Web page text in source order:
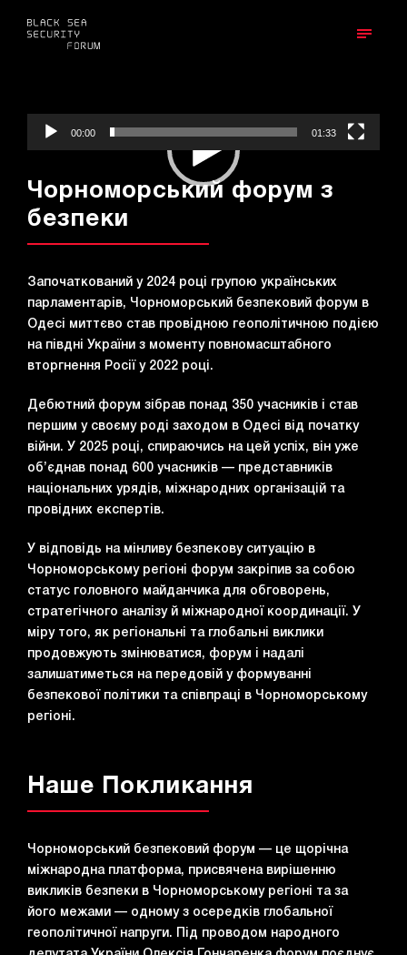
і
е
о
р
о
г
р
а
а
ч
00:00 01:33
Чорноморський форум з
безпеки
Започаткований у 2024 році групою українських
парламентарів, Чорноморський безпековий форум в
Одесі миттєво став провідною геополітичною подією
на півдні України з моменту повномасштабного
вторгнення Росії у 2022 році.
Дебютний форум зібрав понад 350 учасників і став
першим у своєму роді заходом в Одесі від початку
війни. У 2025 році, спираючись на цей успіх, він уже
об’єднав понад 600 учасників — представників
національних урядів, міжнародних організацій та
провідних експертів.
У відповідь на мінливу безпекову ситуацію в
Чорноморському регіоні форум закріпив за собою
статус головного майданчика для обговорень,
стратегічного аналізу й міжнародної координації. У
міру того, як регіональні та глобальні виклики
продовжують змінюватися, форум і надалі
залишатиметься на передовій у формуванні
безпекової політики та співпраці в Чорноморському
регіоні.
Наше Покликання
Чорноморський безпековий форум — це щорічна
міжнародна платформа, присвячена вирішенню
викликів безпеки в Чорноморському регіоні та за
його межами — одному з осередків глобальної
геополітичної напруги. Під проводом народного